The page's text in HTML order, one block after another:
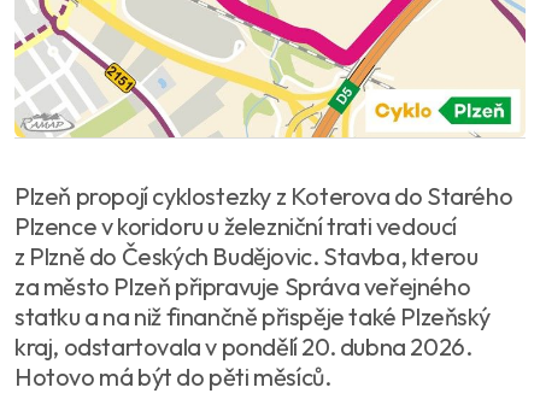
Plzeň propojí cyklostezky z Koterova do Starého
Plzence v koridoru u železniční trati vedoucí
z Plzně do Českých Budějovic. Stavba, kterou
za město Plzeň připravuje Správa veřejného
statku a na niž finančně přispěje také Plzeňský
kraj, odstartovala v pondělí 20. dubna 2026.
Hotovo má být do pěti měsíců.